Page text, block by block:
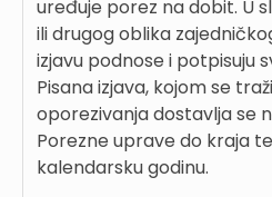
uređuje porez na dobit. U
ili drugog oblika
izjavu podnose i potpisuju
Pisana izjava, kojom se
oporezivanja dostavlja se
Porezne uprave do kraja
kalendarsku godinu.